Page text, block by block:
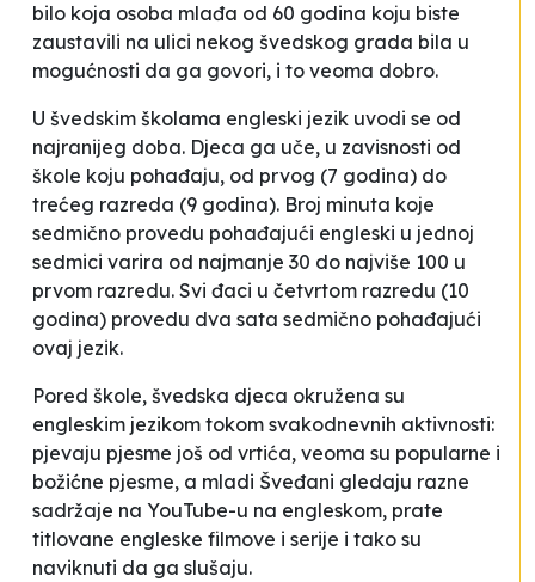
bilo koja osoba mlađa od 60 godina koju biste
zaustavili na ulici nekog švedskog grada bila u
mogućnosti da ga govori, i to veoma dobro.
U švedskim školama engleski jezik uvodi se od
najranijeg doba. Djeca ga uče, u zavisnosti od
škole koju pohađaju, od prvog (7 godina) do
trećeg razreda (9 godina). Broj minuta koje
sedmično provedu pohađajući engleski u jednoj
sedmici varira od najmanje 30 do najviše 100 u
prvom razredu. Svi đaci u četvrtom razredu (10
godina) provedu dva sata sedmično pohađajući
ovaj jezik.
Pored škole, švedska djeca okružena su
engleskim jezikom tokom svakodnevnih aktivnosti:
pjevaju pjesme još od vrtića, veoma su popularne i
božićne pjesme, a mladi Šveđani gledaju razne
sadržaje na YouTube-u na engleskom, prate
titlovane engleske filmove i serije i tako su
naviknuti da ga slušaju.